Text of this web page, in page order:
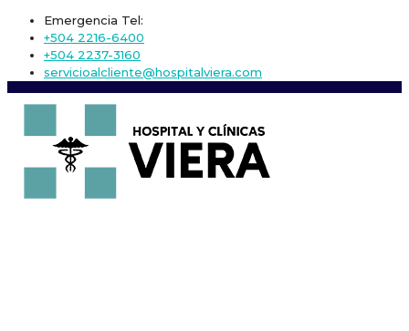
Emergencia Tel:
+504 2216-6400
+504 2237-3160
servicioalcliente@hospitalviera.com